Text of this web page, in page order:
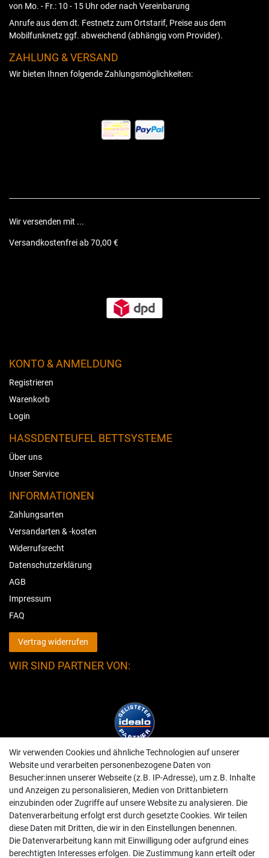
von Mo. - Fr.: 10 - 15 Uhr oder nach Vereinbarung
Anrufe aus dem dt. Festnetz zum Ortstarif, Preise aus dem
Mobilfunknetz ggf. abweichend (abhängig vom Provider).
ZAHLUNG & VERSAND
Wir bieten Ihnen folgende Zahlungsmöglichkeiten:
Wir versenden mit ...
Versandkostenfrei ab 70,00 €
KONTO & ANMELDUNG
Registrieren
Warenkorb
Login
HASSDENTEUFEL BETTSYSTEME
Über uns
Unser Service
INFORMATIONEN
Zahlungsarten
Versandarten & -kosten
Widerrufsrecht
Datenschutzerklärung
AGB
Impressum
FAQ
Vertrag widerrufen
WIR SIND PARTNER VON:
Wir verwenden Cookies und ähnliche Technologien auf unserer
Website und verarbeiten personenbezogene Daten von
Besucher:innen unserer Webseite (z.B. IP-Adresse), um z.B. Inhalte
und Anzeigen zu personalisieren, Medien von Drittanbietern
einzubinden oder Zugriffe auf unsere Website zu analysieren. Die
Datenverarbeitung erfolgt erst durch gesetzte Cookies. Wir teilen
diese Daten mit Dritten, die wir in den Einstellungen benennen.
Die Datenverarbeitung kann mit Einwilligung oder aufgrund eines
berechtigten Interesses erfolgen. Die Zustimmung kann erteilt oder